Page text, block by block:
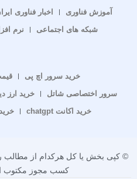
آموزش فناوری اخبار فناوری
شبکه های اجتماعی
نرم
خرید سرور اچ پی
سرور اختصاصی شاتل
خرید ارز
خرید اکانت chatgpt
© کپی بخش یا کل هرکدام از مطالب
کسب مجوز مکتوب